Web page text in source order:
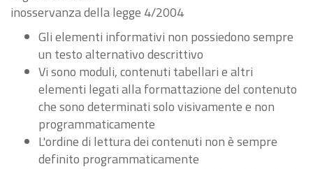
inosservanza della legge 4/2004
Gli elementi informativi non possiedono sempre
un testo alternativo descrittivo
Vi sono moduli, contenuti tabellari e altri
elementi legati alla formattazione del contenuto
che sono determinati solo visivamente e non
programmaticamente
L'ordine di lettura dei contenuti non è sempre
definito programmaticamente